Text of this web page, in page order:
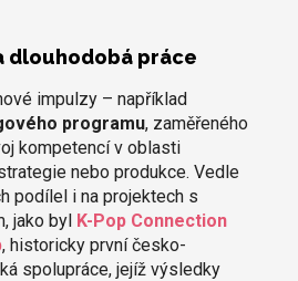
dlouhodobá práce
impulzy – například
programu, zaměřeného
kompetencí v oblasti
nebo produkce. Vedle
podílel i na projektech s
jako byl K-Pop Connection
, historicky první česko-
spolupráce, jejíž výsledky